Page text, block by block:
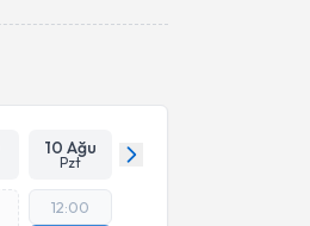
10 Ağu
Pzt
12:00